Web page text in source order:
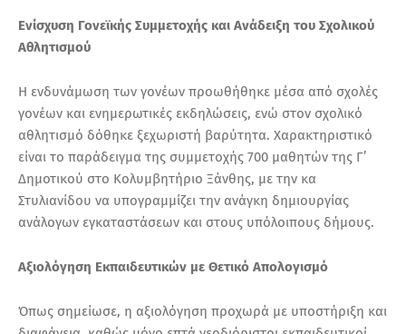
Ενίσχυση Γονεϊκής Συμμετοχής και Ανάδειξη του Σχολικού
Αθλητισμού
Η ενδυνάμωση των γονέων προωθήθηκε μέσα από σχολές
γονέων και ενημερωτικές εκδηλώσεις, ενώ στον σχολικό
αθλητισμό δόθηκε ξεχωριστή βαρύτητα. Χαρακτηριστικό
είναι το παράδειγμα της συμμετοχής 700 μαθητών της Γ’
Δημοτικού στο Κολυμβητήριο Ξάνθης, με την κα
Στυλιανίδου να υπογραμμίζει την ανάγκη δημιουργίας
ανάλογων εγκαταστάσεων και στους υπόλοιπους δήμους.
Αξιολόγηση Εκπαιδευτικών με Θετικό Απολογισμό
Όπως σημείωσε, η αξιολόγηση προχωρά με υποστήριξη και